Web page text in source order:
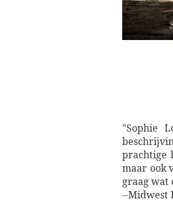
"Sophie
prachtige
maar ook
graag wat
--Midwest